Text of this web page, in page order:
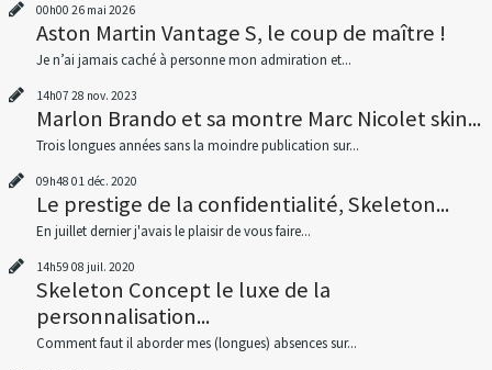
00h00 26 mai 2026
Aston Martin Vantage S, le coup de maître !
Je n’ai jamais caché à personne mon admiration et...
14h07 28 nov. 2023
Marlon Brando et sa montre Marc Nicolet skin...
Trois longues années sans la moindre publication sur...
09h48 01 déc. 2020
Le prestige de la confidentialité, Skeleton...
En juillet dernier j'avais le plaisir de vous faire...
14h59 08 juil. 2020
Skeleton Concept le luxe de la
personnalisation...
Comment faut il aborder mes (longues) absences sur...